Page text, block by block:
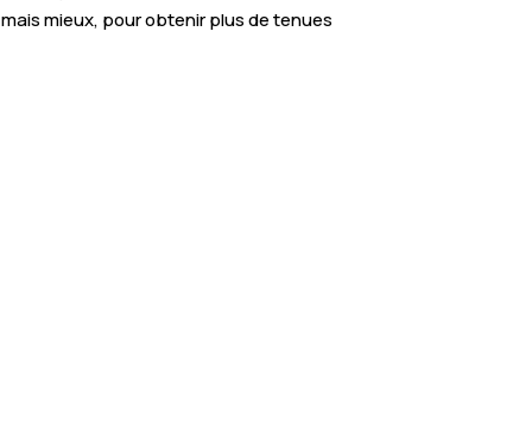
mieux, pour obtenir plus de tenues